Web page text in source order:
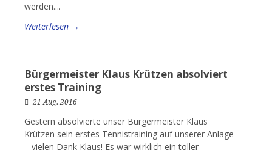
werden....
Weiterlesen →
Bürgermeister Klaus Krützen absolviert
erstes Training
21 Aug. 2016
Gestern absolvierte unser Bürgermeister Klaus
Krützen sein erstes Tennistraining auf unserer Anlage
– vielen Dank Klaus! Es war wirklich ein toller